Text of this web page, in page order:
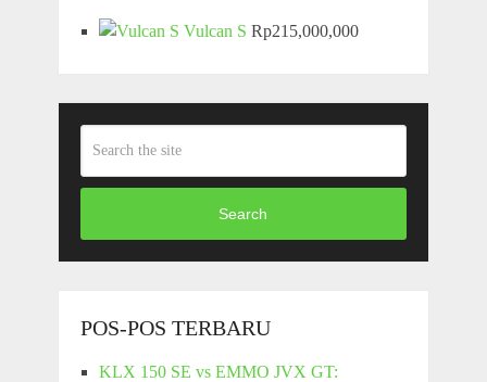
Vulcan S Rp215,000,000
Search
POS-POS TERBARU
KLX 150 SE vs EMMO JVX GT: